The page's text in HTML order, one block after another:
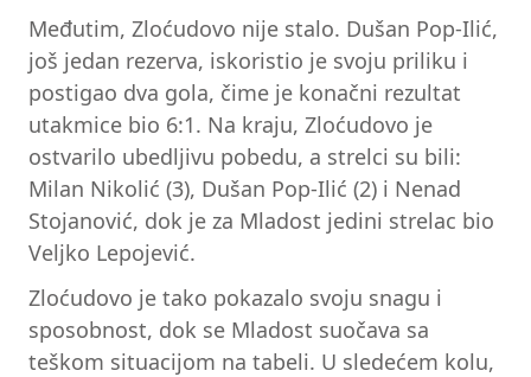
Međutim, Zloćudovo nije stalo. Dušan Pop-Ilić,
još jedan rezerva, iskoristio je svoju priliku i
postigao dva gola, čime je konačni rezultat
utakmice bio 6:1. Na kraju, Zloćudovo je
ostvarilo ubedljivu pobedu, a strelci su bili:
Milan Nikolić (3), Dušan Pop-Ilić (2) i Nenad
Stojanović, dok je za Mladost jedini strelac bio
Veljko Lepojević.
Zloćudovo je tako pokazalo svoju snagu i
sposobnost, dok se Mladost suočava sa
teškom situacijom na tabeli. U sledećem kolu,